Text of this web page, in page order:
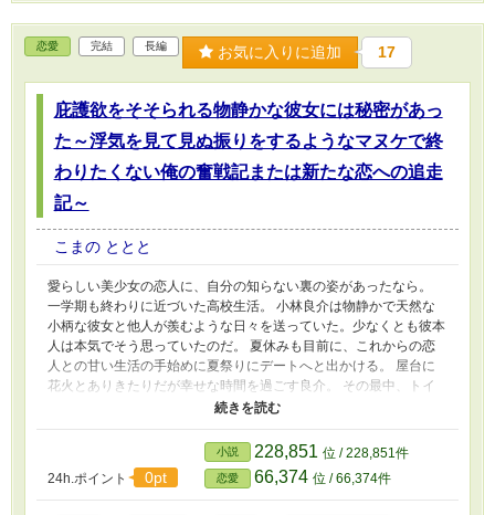
恋愛 完結 長編 お気に入りに追加 17
庇護欲をそそられる物静かな彼女には秘密があっ
た～浮気を見て見ぬ振りをするようなマヌケで終
わりたくない俺の奮戦記または新たな恋への追走
記～
こまの ととと
愛らしい美少女の恋人に、自分の知らない裏の姿があったなら。
一学期も終わりに近づいた高校生活。 小林良介は物静かで天然な
小柄な彼女と他人が羨むような日々を送っていた。少なくとも彼本
人は本気でそう思っていたのだ。 夏休みも目前に、これからの恋
人との甘い生活の手始めに夏祭りにデートへと出かける。 屋台に
花火とありきたりだが幸せな時間を過ごす良介。 その最中、トイ
レに行きたいと一人離れる恋人にこんな待ち時間も恋人の特権と余
裕を見せるも、いつまでも帰ってこない事にしびれを切らして探し
に行く。 やがて人込みの離れた林の中へと足を踏み入れて行く
が、そこで受け入れがたい光景を目にする。 見知らぬ男と唇を重
ねる恋人。 思わず逃げ出す良介は、絶望感に苦しむ。 幸せが反転
して傷心する彼は、幼い頃に離れ離れになった少女と偶然にも再
24h.ポイント 0pt
小説 228,851 位 / 228,851件
恋愛 66,374 位 / 66,374件